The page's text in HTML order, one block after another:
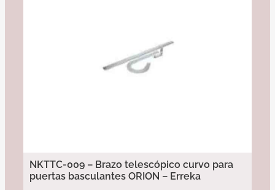
NKTTC-009 – Brazo telescópico curvo para
puertas basculantes ORION – Erreka